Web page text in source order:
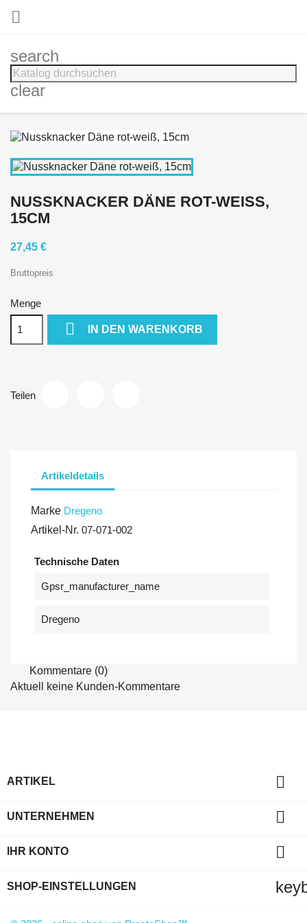

search
clear
NUSSKNACKER DÄNE ROT-WEISS, 1
5CM
27,45 €
Bruttopreis
Menge
 IN DEN WARENKORB
Teilen
Artikeldetails
Marke Dregeno
Artikel-Nr. 07-071-002
Technische Daten
Gpsr_manufacturer_name
Dregeno
Kommentare (0)
Aktuell keine Kunden-Kommentare
ARTIKEL 
UNTERNEHMEN 
IHR KONTO 
SHOP-EINSTELLUNGEN